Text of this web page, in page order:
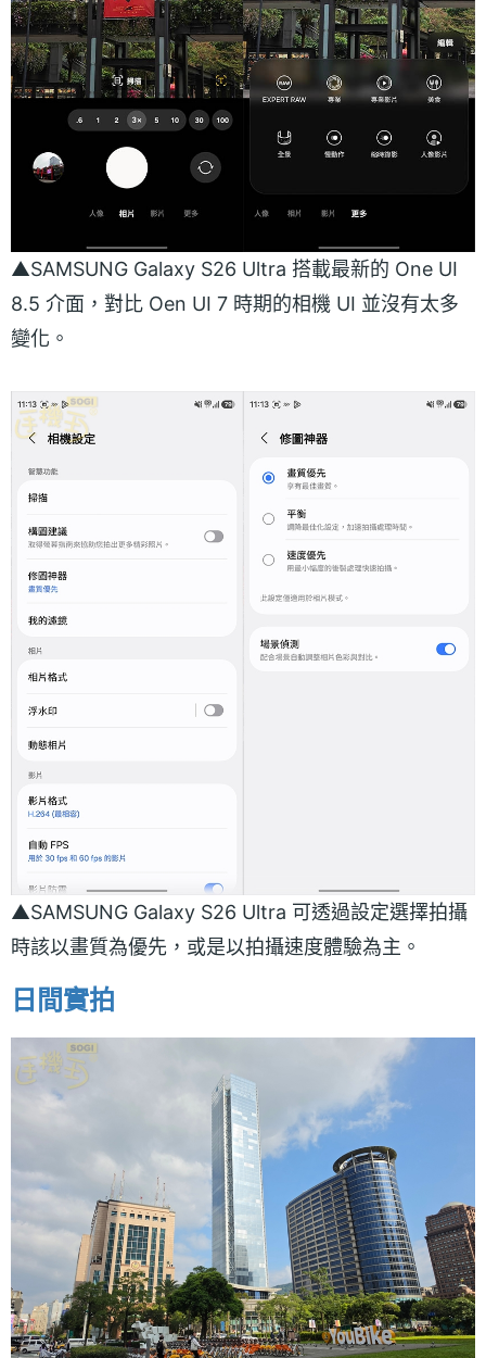
▲SAMSUNG Galaxy S26 Ultra 搭載最新的 One UI
8.5 介面，對比 Oen UI 7 時期的相機 UI 並沒有太多
變化。
▲SAMSUNG Galaxy S26 Ultra 可透過設定選擇拍攝
時該以畫質為優先，或是以拍攝速度體驗為主。
日間實拍